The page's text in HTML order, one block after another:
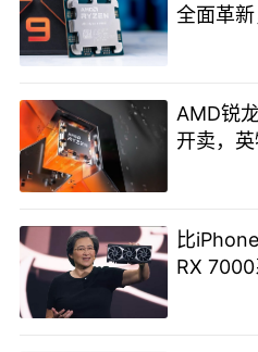
全面革
AMD锐
开卖，
比
RX